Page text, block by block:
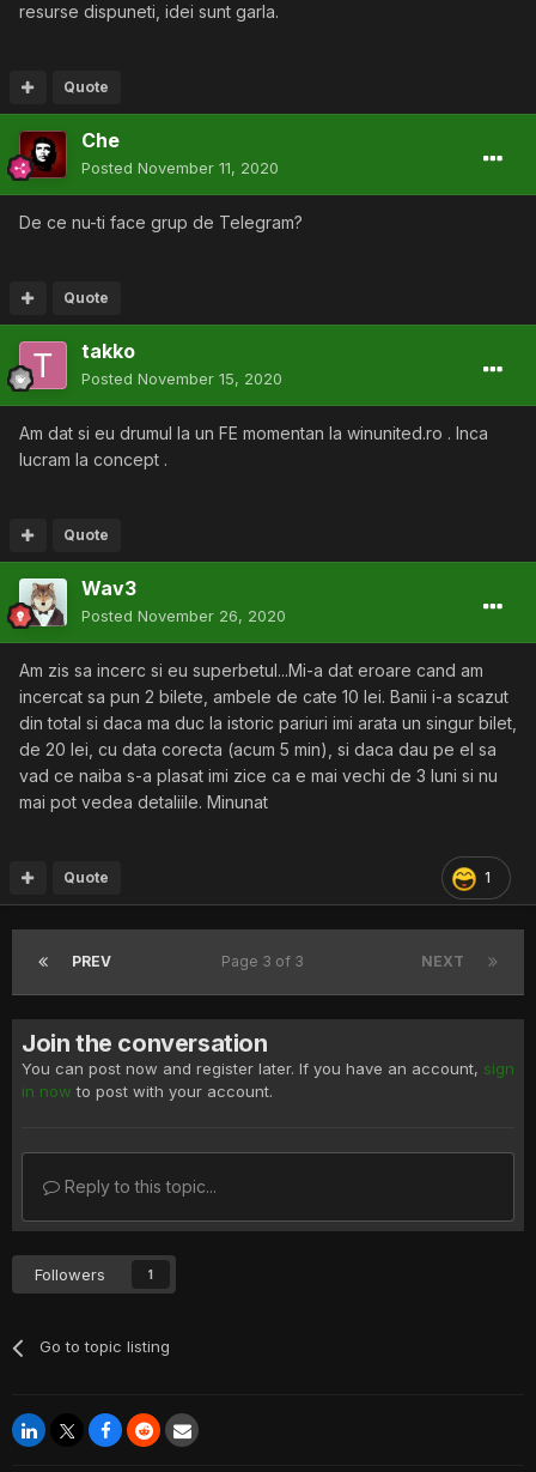
resurse dispuneti, idei sunt garla.
Quote
Che
Posted November 11, 2020
De ce nu-ti face grup de Telegram?
Quote
takko
Posted November 15, 2020
Am dat si eu drumul la un FE momentan la winunited.ro . Inca
lucram la concept .
Quote
Wav3
Posted November 26, 2020
Am zis sa incerc si eu superbetul...Mi-a dat eroare cand am
incercat sa pun 2 bilete, ambele de cate 10 lei. Banii i-a scazut
din total si daca ma duc la istoric pariuri imi arata un singur bilet,
de 20 lei, cu data corecta (acum 5 min), si daca dau pe el sa
vad ce naiba s-a plasat imi zice ca e mai vechi de 3 luni si nu
mai pot vedea detaliile. Minunat
1
Quote
PREV NEXT
Page 3 of 3
Join the conversation
You can post now and register later. If you have an account, sign
in now to post with your account.
Reply to this topic...
Followers 1
Go to topic listing